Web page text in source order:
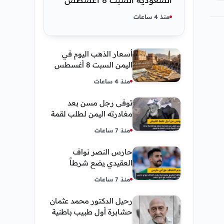
2026 — تحديث مباشر
منذ 4 ساعات
أسعار الذهب اليوم في
اليمن السبت 8 أغسطس
وعدن
منذ 4 ساعات
توفى رجل مسن بعد
مغادرته اليمن لطلب لقمة
يقدمها لإبنته
منذ 7 ساعات
حارس النصر نواف
العقيدي يضع شرطاً
النادي
منذ 7 ساعات
رحيل الدكتور محمد عثمان
حشابرة أول طبيب باطنية